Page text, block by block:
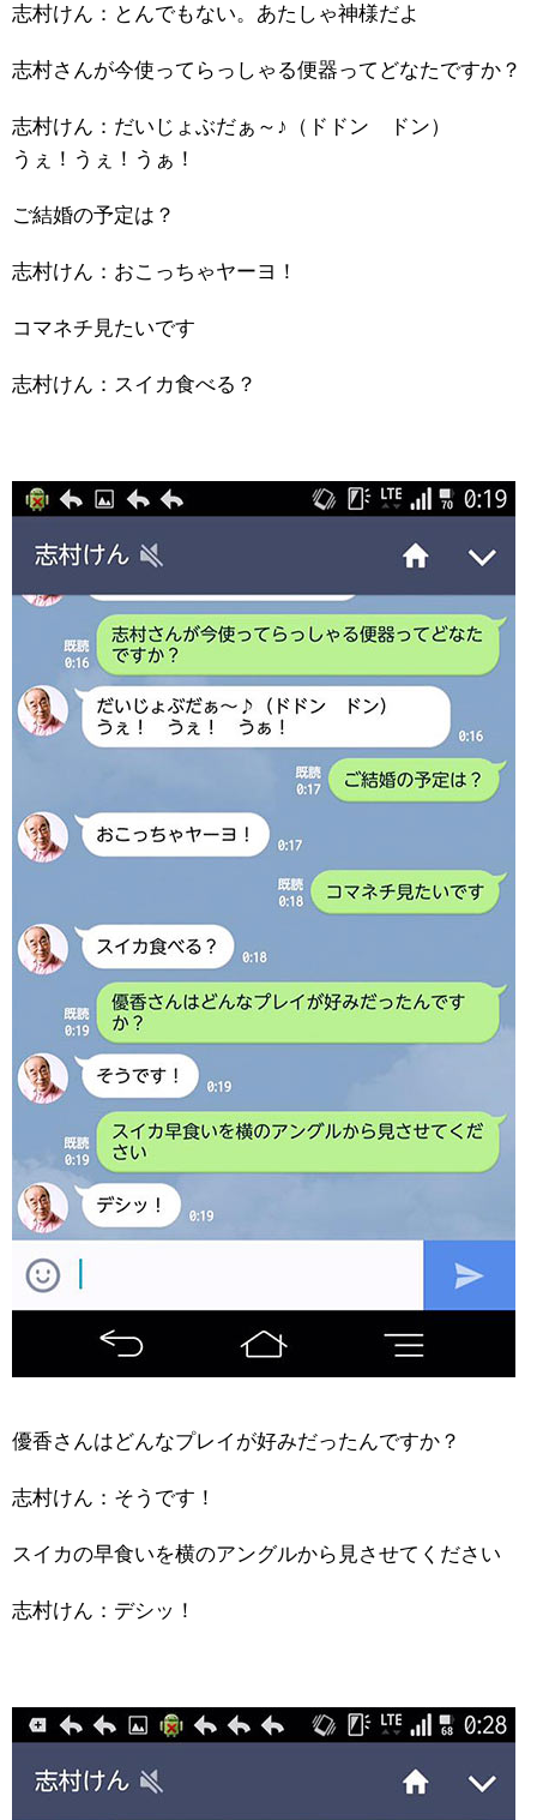
志村けん：とんでもない。あたしゃ神様だよ
志村さんが今使ってらっしゃる便器ってどなたですか？
志村けん：だいじょぶだぁ～♪（ドドン ドン）
うぇ！うぇ！うぁ！
ご結婚の予定は？
志村けん：おこっちゃヤーヨ！
コマネチ見たいです
志村けん：スイカ食べる？
優香さんはどんなプレイが好みだったんですか？
志村けん：そうです！
スイカの早食いを横のアングルから見させてください
志村けん：デシッ！